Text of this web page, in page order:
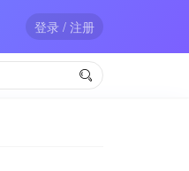
登录 / 注册
